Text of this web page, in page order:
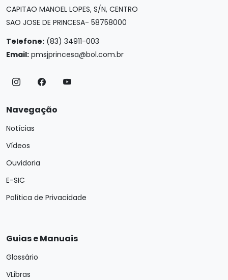
CAPITAO MANOEL LOPES, S/N, CENTRO
SAO JOSE DE PRINCESA- 58758000
Telefone: (83) 34911-003
Email: pmsjprincesa@bol.com.br
Navegação
Notícias
Vídeos
Ouvidoria
E-SIC
Política de Privacidade
Guias e Manuais
Glossário
VLibras